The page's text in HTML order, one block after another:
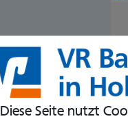
Diese Seite nutzt